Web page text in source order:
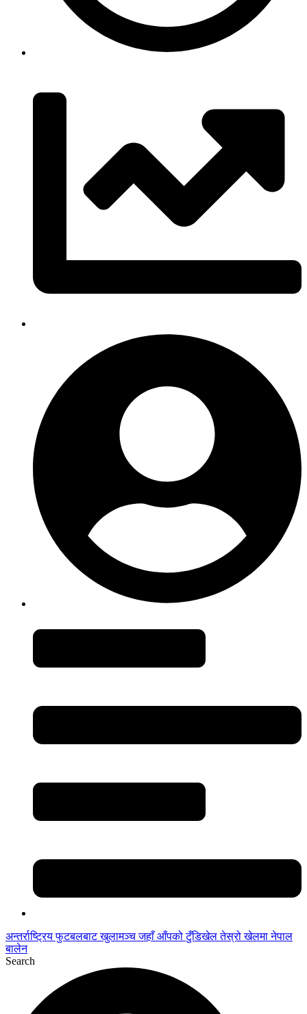
अन्तर्राष्ट्रिय फुटबलबाट खुलामञ्च जहाँ आँपको टुँडिखेल तेस्रो खेलमा नेपाल
बालेन
Search